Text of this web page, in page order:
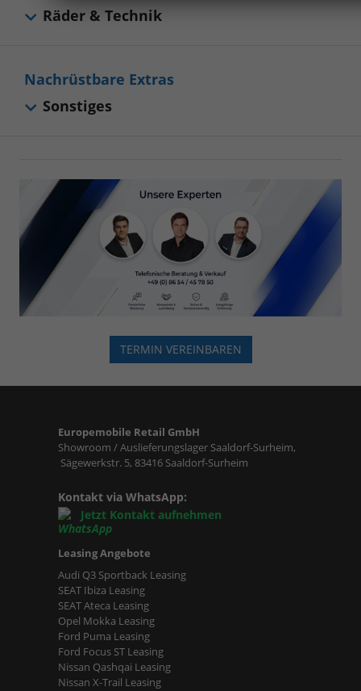
Räder & Technik
Nachrüstbare Extras
Sonstiges
TERMIN VEREINBAREN
Europemobile Retail GmbH
Showroom / Auslieferungslager Saaldorf-Surheim,
Sägewerkstr. 5, 83416 Saaldorf-Surheim
Kontakt via WhatsApp:
Jetzt Kontakt aufnehmen
Leasing Angebote
Audi Q3 Sportback Leasing
SEAT Ibiza Leasing
SEAT Ateca Leasing
Opel Mokka Leasing
Ford Puma Leasing
Ford Focus ST Leasing
Nissan Qashqai Leasing
Nissan X-Trail Leasing